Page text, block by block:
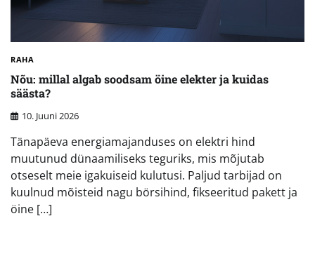
RAHA
Nõu: millal algab soodsam öine elekter ja kuidas
säästa?
10. Juuni 2026
Tänapäeva energiamajanduses on elektri hind
muutunud dünaamiliseks teguriks, mis mõjutab
otseselt meie igakuiseid kulutusi. Paljud tarbijad on
kuulnud mõisteid nagu börsihind, fikseeritud pakett ja
öine […]